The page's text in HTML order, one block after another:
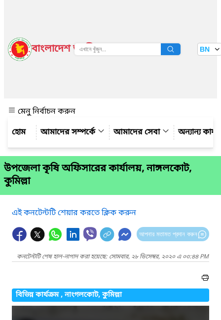
বাংলাদেশ জাতীয় তথ্য বাতায়ন BN
মেনু নির্বাচন করুন
আমাদের সম্পর্কে
আমাদের সেবা অন্যান্য
উপজেলা কৃষি অফিসারের কার্যালয়, নাঙ্গলকোট,
কুমিল্লা
এই কনটেন্টটি শেয়ার করতে ক্লিক করুন
আপনার মতামত প্রদান করুন
কনটেন্টটি শেষ হাল-নাগাদ করা হয়েছে: সোমবার, ২৮ ডিসেম্বর, ২০২০ এ ০৩:৪৪ PM
বিভিন্ন কার্যক্রম , নাংগলকোট, কুমিল্লা